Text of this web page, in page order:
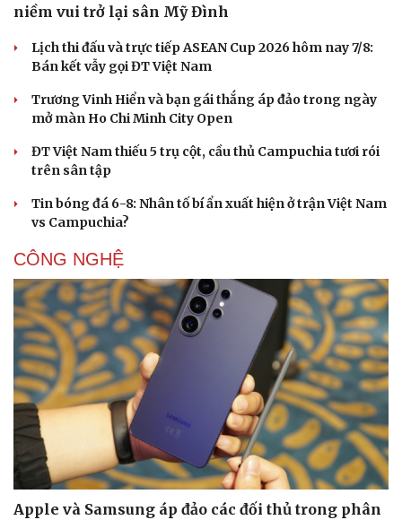
niềm vui trở lại sân Mỹ Đình
Lịch thi đấu và trực tiếp ASEAN Cup 2026 hôm nay 7/8:
Bán kết vẫy gọi ĐT Việt Nam
Trương Vinh Hiển và bạn gái thắng áp đảo trong ngày
mở màn Ho Chi Minh City Open
ĐT Việt Nam thiếu 5 trụ cột, cầu thủ Campuchia tươi rói
trên sân tập
Tin bóng đá 6-8: Nhân tố bí ẩn xuất hiện ở trận Việt Nam
vs Campuchia?
CÔNG NGHỆ
Apple và Samsung áp đảo các đối thủ trong phân